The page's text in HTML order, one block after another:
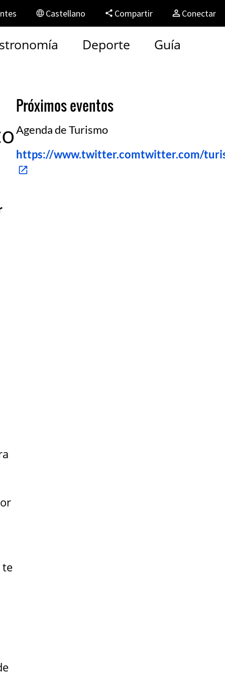
Castellano Compartir Conectar
Deporte Guía
te
Próximos eventos
Agenda de Turismo
https://www.twitter.comtwitter.com/